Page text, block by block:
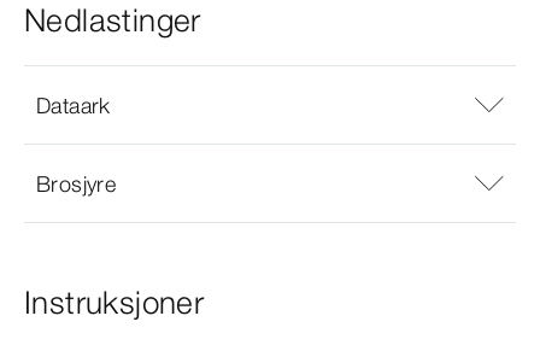
Nedlastinger
Dataark
Brosjyre
Instruksjoner